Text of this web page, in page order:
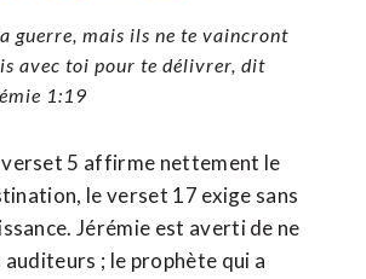
guerre, mais ils ne te vaincront
avec toi pour te délivrer, dit
1:19
verset 5 affirme nettement le
le verset 17 exige sans
Jérémie est averti de ne
auditeurs ; le prophète qui a